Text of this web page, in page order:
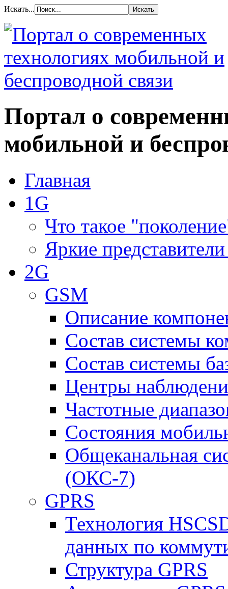
Искать...
Портал о
мобильной и
Главная
1G
Что такое
Яркие
2G
GSM
Описание
Состав системы
Состав системы
Центры
Частотные
Состояния
Общеканальная
(ОКС-7)
GPRS
Технология
данных по
Структура GPRS